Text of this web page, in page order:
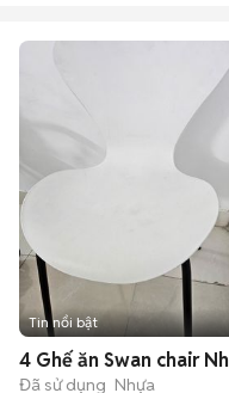
Tin nổi bật
4 Ghế ăn Swan chair
Đã sử dụng Nhựa